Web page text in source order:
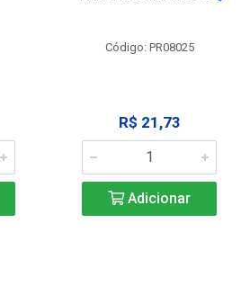
Código: PR08025
R$ 21,73
Adicionar